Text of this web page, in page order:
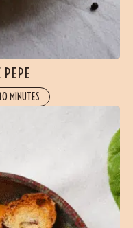
PEPE
10 MINUTES